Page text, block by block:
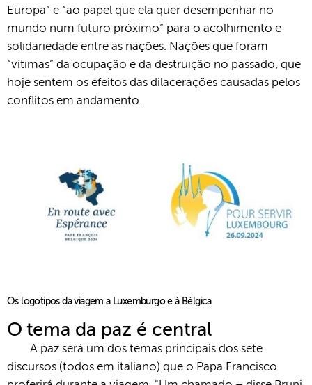
Europa” e “ao papel que ela quer desempenhar no
mundo num futuro próximo” para o acolhimento e
solidariedade entre as nações. Nações que foram
“vítimas” da ocupação e da destruição no passado, que
hoje sentem os efeitos das dilacerações causadas pelos
conflitos em andamento.
Os logotipos da viagem a Luxemburgo e à Bélgica
O tema da paz é central
A paz será um dos temas principais dos sete
discursos (todos em italiano) que o Papa Francisco